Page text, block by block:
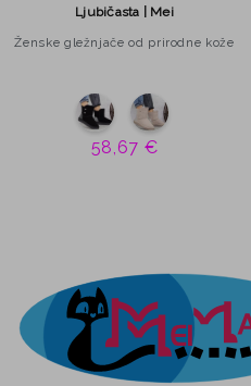
Ljubičasta | Mei
Ženske gležnjače od prirodne kože
58,67 €